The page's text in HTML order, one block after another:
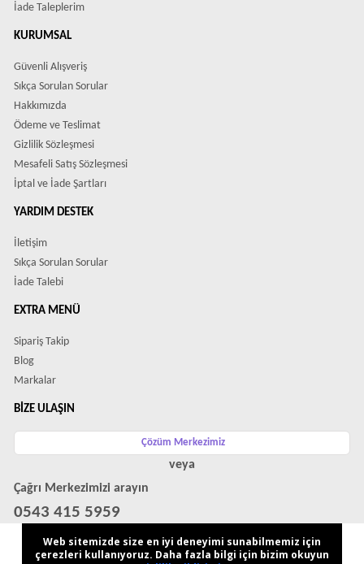
İade Taleplerim
KURUMSAL
Güvenli Alışveriş
Sıkça Sorulan Sorular
Hakkımızda
Ödeme ve Teslimat
Gizlilik Sözleşmesi
Mesafeli Satış Sözleşmesi
İptal ve İade Şartları
YARDIM DESTEK
İletişim
Sıkça Sorulan Sorular
İade Talebi
EXTRA MENÜ
Sipariş Takip
Blog
Markalar
BIZE ULAŞIN
Çözüm Merkezimiz
veya
Çağrı Merkezimizi arayın
0543 415 5959
WhatsApp Destek Hattı
Web sitemizde size en iyi deneyimi sunabilmemiz için
çerezleri kullanıyoruz. Daha fazla bilgi için bizim okuyun